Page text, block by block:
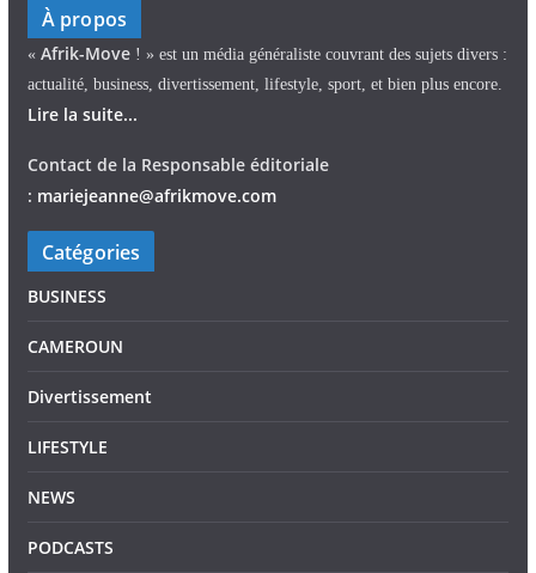
À propos
« Afrik-Move ! » est un média généraliste couvrant des sujets divers :
actualité, business, divertissement, lifestyle, sport, et bien plus encore.
Lire la suite...
Contact de la Responsable éditoriale
: mariejeanne@afrikmove.com
Catégories
BUSINESS
CAMEROUN
Divertissement
LIFESTYLE
NEWS
PODCASTS